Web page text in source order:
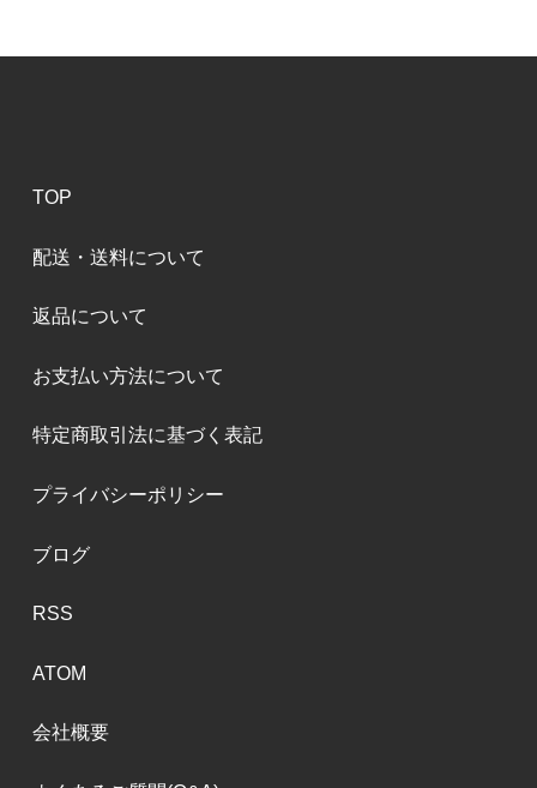
TOP
配送・送料について
返品について
お支払い方法について
特定商取引法に基づく表記
プライバシーポリシー
ブログ
RSS
ATOM
会社概要